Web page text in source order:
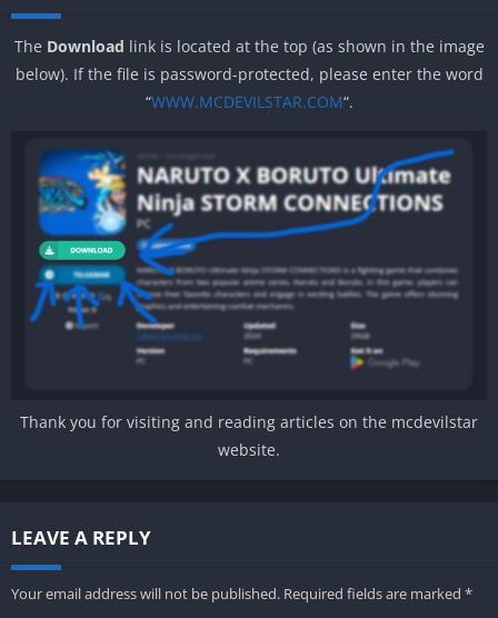
The Download link is located at the top (as shown in the image
below). If the file is password-protected, please enter the word
“WWW.MCDEVILSTAR.COM“.
Thank you for visiting and reading articles on the mcdevilstar
website.
LEAVE A REPLY
Your email address will not be published. Required fields are marked *